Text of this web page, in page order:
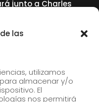
las
utilizamos
almacenar y/o
El
nos permitirá
junto a Charles